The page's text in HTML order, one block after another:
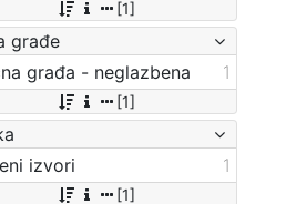
[1]
građe
građa - neglazbena
1
[1]
izvori
1
[1]